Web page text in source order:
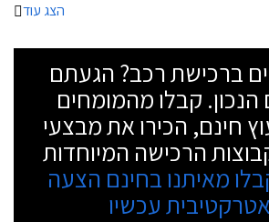
הצג עוד
ברכישת רכב? הגעתם
קבלו מהמומחים
חינם, הכירו את מבצעי
הרכישה המיוחדות
מאיתנו בחינם הצעה
אטרקטיבית עכשיו